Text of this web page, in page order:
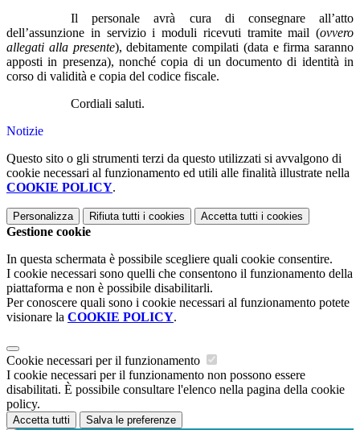
Il personale avrà cura di consegnare all’atto
dell’assunzione in servizio i moduli ricevuti tramite mail (ovvero
allegati alla presente), debitamente compilati (data e firma saranno
apposti in presenza), nonché copia di un documento di identità in
corso di validità e copia del codice fiscale.
Cordiali saluti.
Notizie
Questo sito o gli strumenti terzi da questo utilizzati si avvalgono di
cookie necessari al funzionamento ed utili alle finalità illustrate nella
COOKIE POLICY.
Personalizza Rifiuta tutti i cookies Accetta tutti i cookies
Gestione cookie
In questa schermata è possibile scegliere quali cookie consentire.
I cookie necessari sono quelli che consentono il funzionamento della
piattaforma e non è possibile disabilitarli.
Per conoscere quali sono i cookie necessari al funzionamento potete
visionare la COOKIE POLICY.
Cookie necessari per il funzionamento
I cookie necessari per il funzionamento non possono essere
disabilitati. È possibile consultare l'elenco nella pagina della cookie
policy.
Accetta tutti Salva le preferenze